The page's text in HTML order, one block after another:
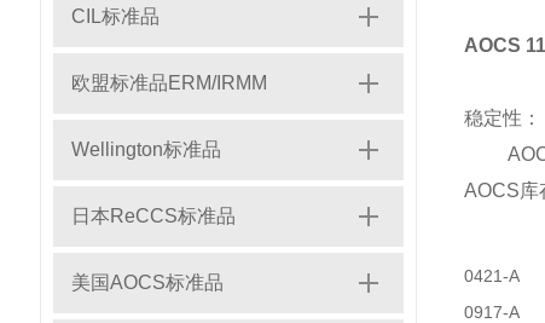
CIL标准品
欧盟标准品ERM/IRMM
Wellington标准品
日本ReCCS标准品
美国AOCS标准品
AOCS
稳定性：
AOCS
AOCS库
0421-A
0917-A